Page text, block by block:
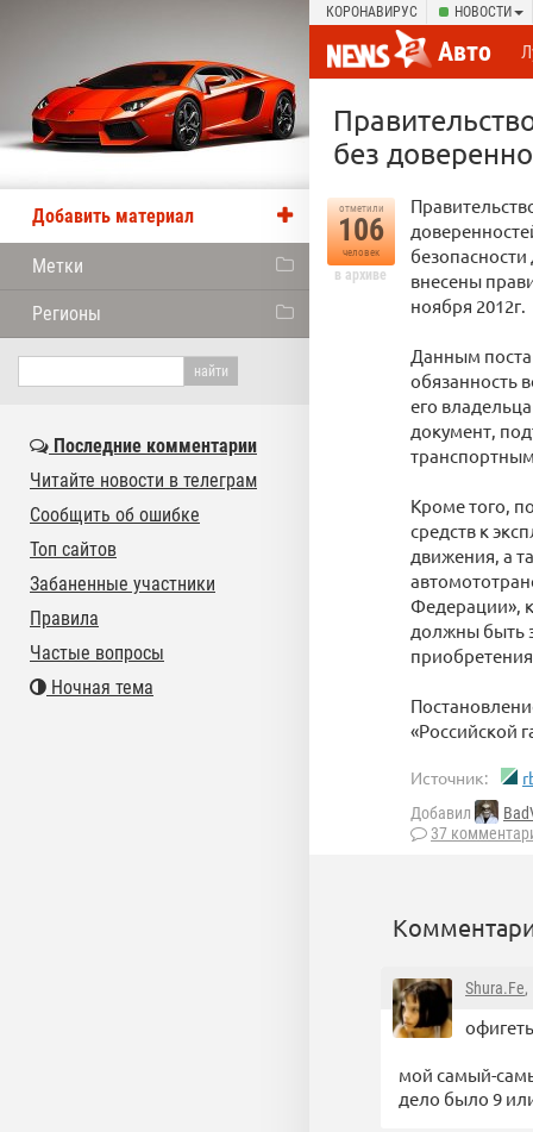
КОРОНАВИРУС НОВОСТИ
Авто
без
отметили
106
человек
в архиве
внесены
ноября 2012г.
Данным
обязанность
его
документ,
Кроме того,
средств к
движения, а
Федерации»,
должны быть
«Российской
Источник:
Добавил
37
Shura.Fe,
мой самый-
дело было 9
Добавить материал
Метки
Регионы
Последние комментарии
Читайте новости в телеграм
Сообщить об ошибке
Топ сайтов
Забаненные участники
Правила
Частые вопросы
Ночная тема